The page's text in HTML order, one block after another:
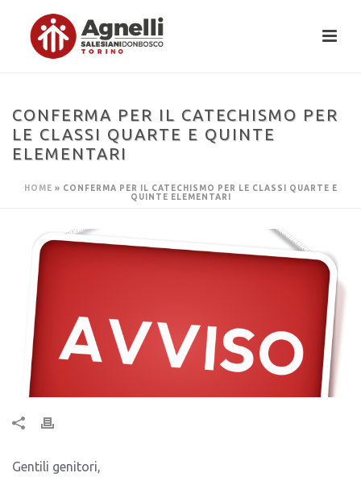
CONFERMA PER IL CATECHISMO PER
LE CLASSI QUARTE E QUINTE
ELEMENTARI
HOME » CONFERMA PER IL CATECHISMO PER LE CLASSI QUARTE E
QUINTE ELEMENTARI
Gentili genitori,